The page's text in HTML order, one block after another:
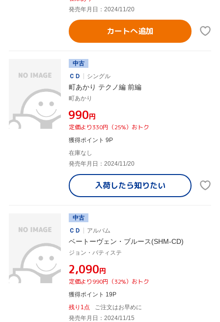
発売年月日：2024/11/20
カートへ追加
中古
ＣＤ
シングル
町あかり テクノ編 前編
町あかり
¥990円
定価より330円（25%）おトク
獲得ポイント 9P
在庫なし
発売年月日：2024/11/20
入荷したら知りたい
中古
ＣＤ
アルバム
ベートーヴェン・ブルース(SHM-CD)
ジョン・バティステ
¥2,090円
定価より990円（32%）おトク
獲得ポイント 19P
残り1点
ご注文はお早めに
発売年月日：2024/11/15